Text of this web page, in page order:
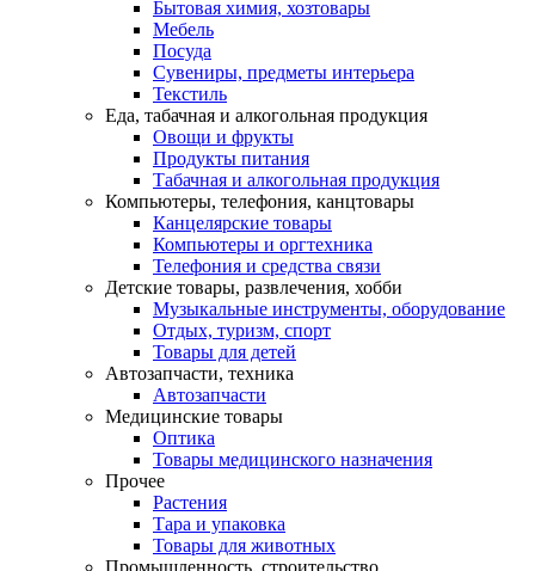
Бытовая химия, хозтовары
Мебель
Посуда
Сувениры, предметы интерьера
Текстиль
Еда, табачная и алкогольная продукция
Овощи и фрукты
Продукты питания
Табачная и алкогольная продукция
Компьютеры, телефония, канцтовары
Канцелярские товары
Компьютеры и оргтехника
Телефония и средства связи
Детские товары, развлечения, хобби
Музыкальные инструменты, оборудование
Отдых, туризм, спорт
Товары для детей
Автозапчасти, техника
Автозапчасти
Медицинские товары
Оптика
Товары медицинского назначения
Прочее
Растения
Тара и упаковка
Товары для животных
Промышленность, строительство